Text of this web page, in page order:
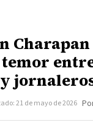
21 de mayo de 2026